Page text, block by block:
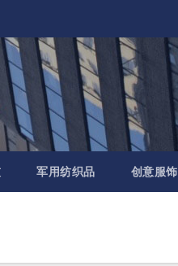
军用纺织品 创意服饰